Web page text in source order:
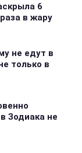
6
в жару
не едут в
только в
Зодиака не